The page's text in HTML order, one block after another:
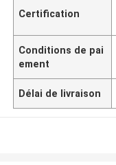
Certification
Conditions de pai
ement
Délai de livraison